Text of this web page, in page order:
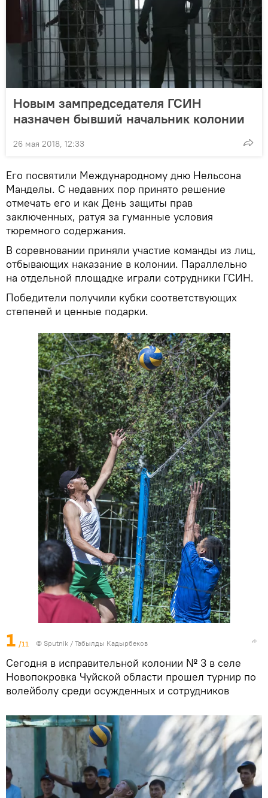
Новым зампредседателя ГСИН
назначен бывший начальник колонии
26 мая 2018, 12:33
Его посвятили Международному дню Нельсона
Манделы. С недавних пор принято решение
отмечать его и как День защиты прав
заключенных, ратуя за гуманные условия
тюремного содержания.
В соревновании приняли участие команды из лиц,
отбывающих наказание в колонии. Параллельно
на отдельной площадке играли сотрудники ГСИН.
Победители получили кубки соответствующих
степеней и ценные подарки.
1 /11 © Sputnik / Табылды Кадырбеков
Сегодня в исправительной колонии № 3 в селе
Новопокровка Чуйской области прошел турнир по
волейболу среди осужденных и сотрудников